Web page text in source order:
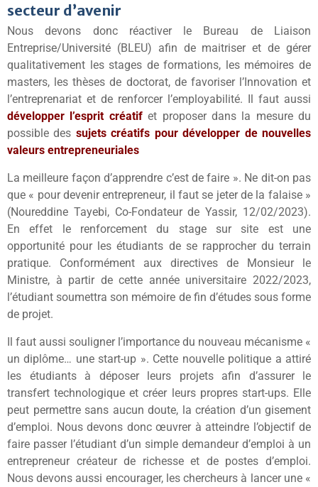
secteur d’avenir
Nous devons donc réactiver le Bureau de Liaison
Entreprise/Université (BLEU) afin de maitriser et de gérer
qualitativement les stages de formations, les mémoires de
masters, les thèses de doctorat, de favoriser l’Innovation et
l’entreprenariat et de renforcer l’employabilité. Il faut aussi
développer l’esprit créatifet proposer dans la mesure du
possible des sujets créatifs pour développer de nouvelles
valeurs entrepreneuriales
La meilleure façon d’apprendre c’est de faire ». Ne dit-on pas
que « pour devenir entrepreneur, il faut se jeter de la falaise »
(Noureddine Tayebi, Co-Fondateur de Yassir, 12/02/2023).
En effet le renforcement du stage sur site est une
opportunité pour les étudiants de se rapprocher du terrain
pratique. Conformément aux directives de Monsieur le
Ministre, à partir de cette année universitaire 2022/2023,
l’étudiant soumettra son mémoire de fin d’études sous forme
de projet.
Il faut aussi souligner l’importance du nouveau mécanisme «
un diplôme… une start-up ». Cette nouvelle politique a attiré
les étudiants à déposer leurs projets afin d’assurer le
transfert technologique et créer leurs propres start-ups. Elle
peut permettre sans aucun doute, la création d’un gisement
d’emploi. Nous devons donc œuvrer à atteindre l’objectif de
faire passer l’étudiant d’un simple demandeur d’emploi à un
entrepreneur créateur de richesse et de postes d’emploi.
Nous devons aussi encourager, les chercheurs à lancer une «